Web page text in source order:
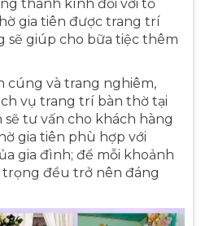
thành kính đối với tổ
gia tiên được trang trí
sẽ giúp cho bữa tiệc thêm
cúng và trang nghiêm,
vụ trang trí bàn thờ tại
tư vấn cho khách hàng
gia tiên phù hợp với
gia đình; để mỗi khoảnh
đều trở nên đáng